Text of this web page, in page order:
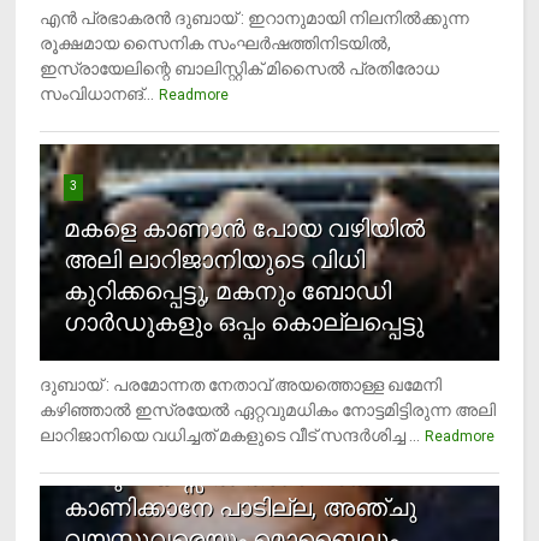
എന്‍ പ്രഭാകരന്‍ ദുബായ് : ഇറാനുമായി നിലനില്‍ക്കുന്ന
രൂക്ഷമായ സൈനിക സംഘര്‍ഷത്തിനിടയില്‍,
ഇസ്രായേലിന്റെ ബാലിസ്റ്റിക് മിസൈല്‍ പ്രതിരോധ
സംവിധാനങ്... Readmore
3
മകളെ കാണാന്‍ പോയ വഴിയില്‍
അലി ലാറിജാനിയുടെ വിധി
കുറിക്കപ്പെട്ടു, മകനും ബോഡി
ഗാര്‍ഡുകളും ഒപ്പം കൊല്ലപ്പെട്ടു
ദുബായ് : പരമോന്നത നേതാവ് അയത്തൊള്ള ഖമേനി
കഴിഞ്ഞാല്‍ ഇസ്രയേല്‍ ഏറ്റവുമധികം നോട്ടമിട്ടിരുന്ന അലി
ലാറിജാനിയെ വധിച്ചത് മകളുടെ വീട് സന്ദര്‍ശിച്ച ... Readmore
4
രണ്ടു വയസ്സില്‍ താഴെ സ്‌ക്രീന്‍
കാണിക്കാനേ പാടില്ല, അഞ്ചു